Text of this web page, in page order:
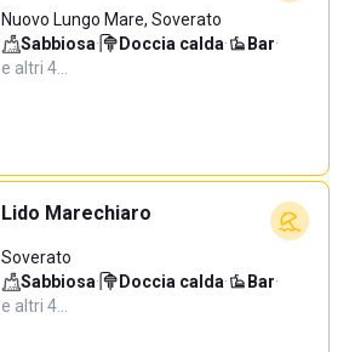
Nuovo Lungo Mare, Soverato
Sabbiosa· Doccia calda· Bar·
e altri 4…
Lido Marechiaro
Soverato
Sabbiosa· Doccia calda· Bar·
e altri 4…